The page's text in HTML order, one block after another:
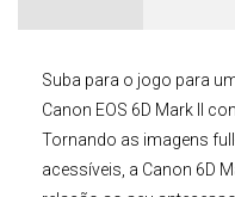
Suba para o jogo para
Canon EOS 6D Mark II
Tornando as imagens
acessíveis, a Canon 6D